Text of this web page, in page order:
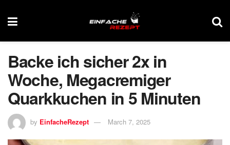
Backe ich sicher 2x in
Woche, Megacremiger
Quarkkuchen in 5 Minuten
by EinfacheRezept March 7, 2025